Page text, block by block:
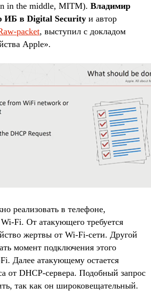
in the middle, MITM). Владимир
ИБ в Digital Security и автор
packet, выступил с докладом
Apple».
реализовать в телефоне,
Fi. От атакующего требуется
жертвы от Wi-Fi-сети. Другой
момент подключения этого
Далее атакующему остается
от DHCP-сервера. Подобный запрос
так как он широковещательный.